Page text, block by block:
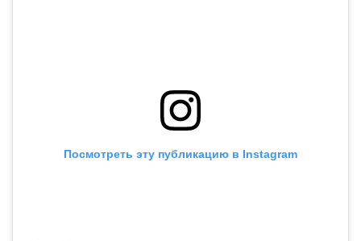
Посмотреть эту публикацию в Instagram